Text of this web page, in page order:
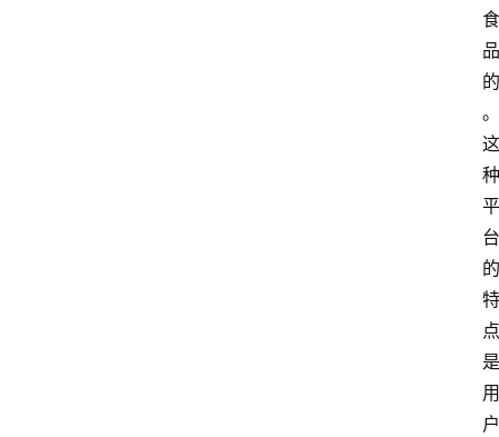
食
品
的
。
这
种
平
台
的
特
点
是
用
户